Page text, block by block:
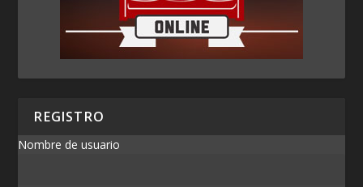
REGISTRO
Nombre de usuario